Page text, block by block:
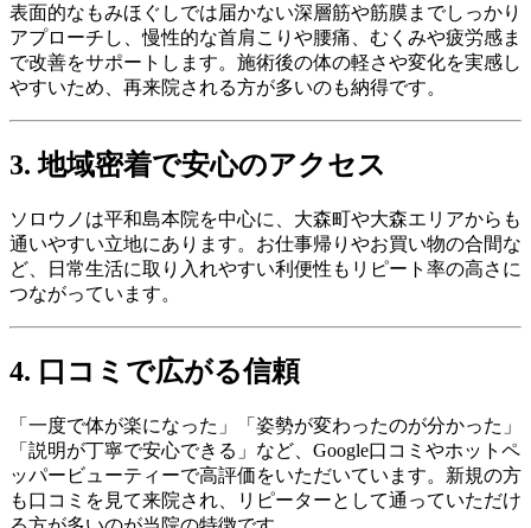
表面的なもみほぐしでは届かない深層筋や筋膜までしっかり
アプローチし、慢性的な首肩こりや腰痛、むくみや疲労感ま
で改善をサポートします。施術後の体の軽さや変化を実感し
やすいため、再来院される方が多いのも納得です。
3. 地域密着で安心のアクセス
ソロウノは平和島本院を中心に、大森町や大森エリアからも
通いやすい立地にあります。お仕事帰りやお買い物の合間な
ど、日常生活に取り入れやすい利便性もリピート率の高さに
つながっています。
4. 口コミで広がる信頼
「一度で体が楽になった」「姿勢が変わったのが分かった」
「説明が丁寧で安心できる」など、Google口コミやホットペ
ッパービューティーで高評価をいただいています。新規の方
も口コミを見て来院され、リピーターとして通っていただけ